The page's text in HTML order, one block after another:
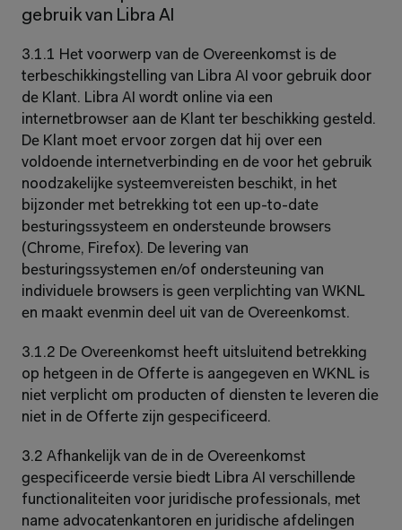
gebruik van Libra AI
3.1.1 Het voorwerp van de Overeenkomst is de
terbeschikkingstelling van Libra AI voor gebruik door
de Klant. Libra AI wordt online via een
internetbrowser aan de Klant ter beschikking gesteld.
De Klant moet ervoor zorgen dat hij over een
voldoende internetverbinding en de voor het gebruik
noodzakelijke systeemvereisten beschikt, in het
bijzonder met betrekking tot een up-to-date
besturingssysteem en ondersteunde browsers
(Chrome, Firefox). De levering van
besturingssystemen en/of ondersteuning van
individuele browsers is geen verplichting van WKNL
en maakt evenmin deel uit van de Overeenkomst.
3.1.2 De Overeenkomst heeft uitsluitend betrekking
op hetgeen in de Offerte is aangegeven en WKNL is
niet verplicht om producten of diensten te leveren die
niet in de Offerte zijn gespecificeerd.
3.2 Afhankelijk van de in de Overeenkomst
gespecificeerde versie biedt Libra AI verschillende
functionaliteiten voor juridische professionals, met
name advocatenkantoren en juridische afdelingen